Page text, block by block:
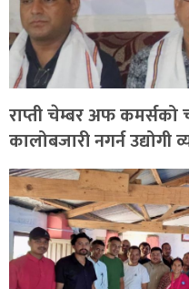
राप्ती चेम्बर अफ कमर्सको
कालोबजारी नगर्न उद्योगी